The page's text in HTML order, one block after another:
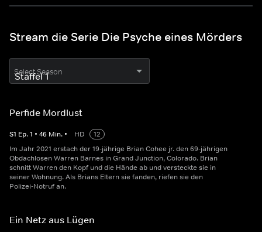
Stream die Serie Die Psyche eines Mörders
Select Season
Perfide Mordlust
S1 Ep.1 • 46 Min. • HD
12
Im Jahr 2021 erstach der 19-jährige Brian Cohee jr. den 69-jährigen
Obdachlosen Warren Barnes in Grand Junction, Colorado. Brian
schnitt Warren den Kopf und die Hände ab und versteckte sie in
seiner Wohnung. Als Brians Eltern sie fanden, riefen sie den
Polizei-Notruf an.
Ein Netz aus Lügen